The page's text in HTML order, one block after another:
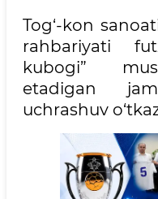
Tog‘-kon
rahbariyati
kubogi”
etadigan
uchrashuv